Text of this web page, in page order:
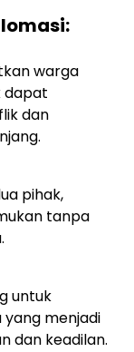
warga
dapat
dan
pihak,
tanpa
untuk
menjadi
dan keadilan.